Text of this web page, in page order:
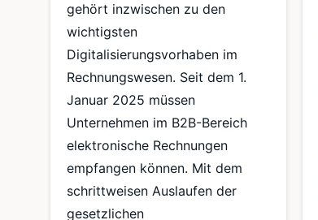
gehört inzwischen zu den
wichtigsten
Digitalisierungsvorhaben im
Rechnungswesen. Seit dem 1.
Januar 2025 müssen
Unternehmen im B2B-Bereich
elektronische Rechnungen
empfangen können. Mit dem
schrittweisen Auslaufen der
gesetzlichen